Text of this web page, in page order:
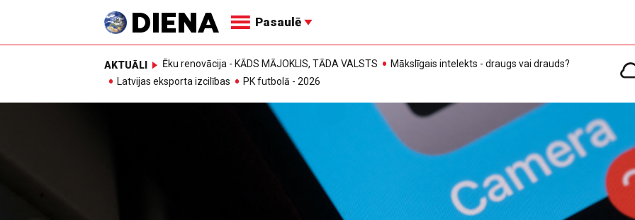
Pasaulē
AKTUĀLI Ēku renovācija - KĀDS MĀJOKLIS, TĀDA VALSTS
Mākslīgais intelekts - draugs vai drauds?
Latvijas eksporta izcilības
PK futbolā - 2026